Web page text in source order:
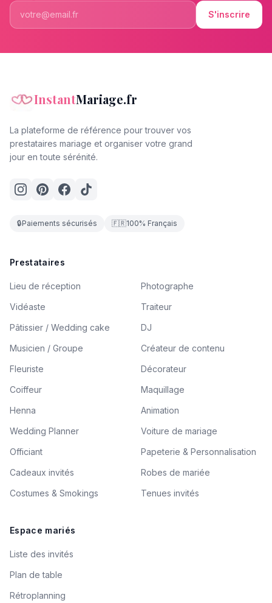
S'inscrire
InstantMariage.fr
La plateforme de référence pour trouver vos
prestataires mariage et organiser votre grand
jour en toute sérénité.
🔒Paiements sécurisés 🇫🇷100% Français
Prestataires
Lieu de réception
Photographe
Vidéaste
Traiteur
Pâtissier / Wedding cake
DJ
Musicien / Groupe
Créateur de contenu
Fleuriste
Décorateur
Coiffeur
Maquillage
Henna
Animation
Wedding Planner
Voiture de mariage
Officiant
Papeterie & Personnalisation
Cadeaux invités
Robes de mariée
Costumes & Smokings
Tenues invités
Espace mariés
Liste des invités
Plan de table
Rétroplanning